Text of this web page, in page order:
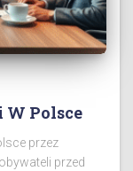
W Polsce
przez
przed